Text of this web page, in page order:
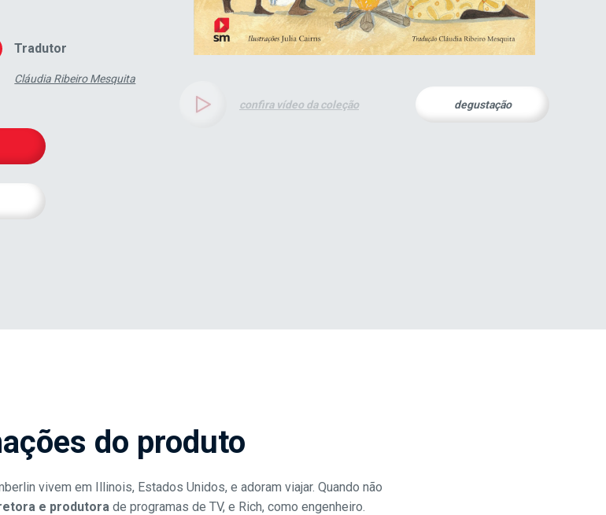
confira vídeo da coleção degustação
Tradutor
Cláudia Ribeiro Mesquita
do produto
vivem em Illinois, Estados Unidos, e adoram viajar. Quando não
e produtora de programas de TV, e Rich, como engenheiro.